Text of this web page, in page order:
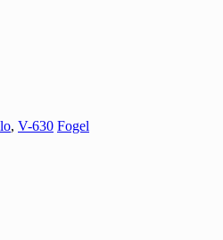
, V-630 Fogel